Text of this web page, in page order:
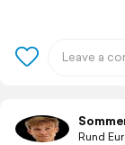
Rund